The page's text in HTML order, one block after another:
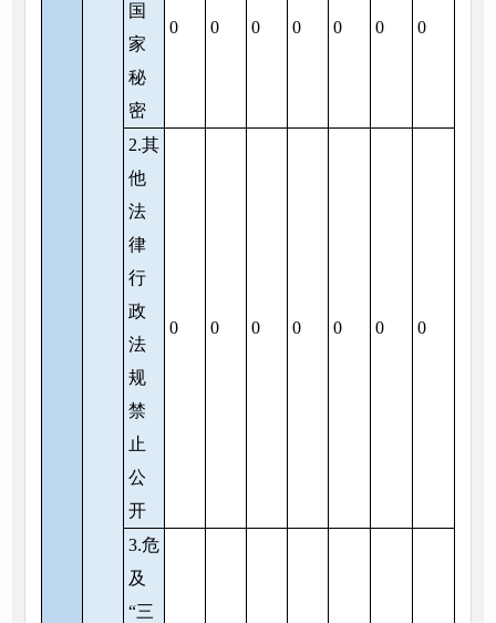
国
家
秘
密
0 0 0 0 0 0 0
2.其
他
法
律
行
政
法
规
禁
止
公
开
0 0 0 0 0 0 0
3.危
及
“三